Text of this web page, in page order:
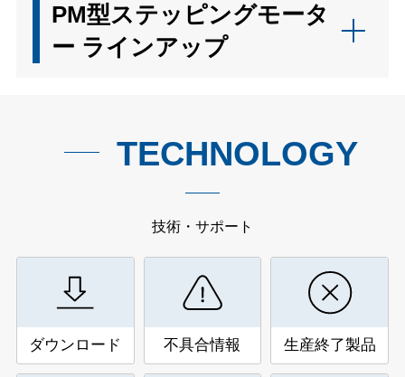
PM型ステッピングモータ
ー ラインアップ
TECHNOLOGY
技術・サポート
ダウンロード 不具合情報 生産終了製品